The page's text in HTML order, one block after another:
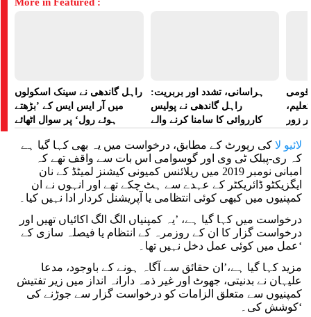
راہل گاندھی نے سینک اسکولوں
میں آر ایس ایس کے ’بڑھتے
ہوئے رول‘ پر سوال اٹھائے
ہراسانی، تشدد اور بربریت:
راہل گاندھی نے پولیس
کارروائی کا سامنا کرنے والے
قومی
زور
لائیو لا کی رپورٹ کے مطابق، درخواست میں یہ بھی کہا گیا ہے
کہ ری-پبلک ٹی وی اور گوسوامی اس بات سے واقف تھے کہ
امبانی نومبر 2019 میں ریلائنس کمیونی کیشنز لمیٹڈ کے نان
ایگزیکٹو ڈائریکٹر کے عہدے سے ہٹ چکے تھے اور انہوں نے ان
کمپنیوں میں کبھی کوئی انتظامی یا آپریشنل کردار ادا نہیں کیا۔
درخواست میں کہا گیا ہے، ’یہ کمپنیاں الگ الگ اکائیاں تھیں اور
درخواست گزار کا ان کے روزمرہ کے انتظام یا فیصلہ سازی کے
عمل میں کوئی عمل دخل نہیں تھا۔‘
مزید کہا گیا ہے،’ان حقائق سے آگاہ ہونے کے باوجود، مدعا
علیہان نے بدنیتی، جھوٹ اور غیر ذمہ دارانہ انداز میں زیر تفتیش
کمپنیوں سے متعلق الزامات کو درخواست گزار سے جوڑنے کی
کوشش کی۔‘